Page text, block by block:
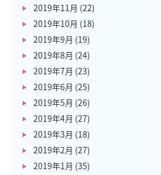
2019年11月 (22)
2019年10月 (18)
2019年9月 (19)
2019年8月 (24)
2019年7月 (23)
2019年6月 (25)
2019年5月 (26)
2019年4月 (27)
2019年3月 (18)
2019年2月 (27)
2019年1月 (35)